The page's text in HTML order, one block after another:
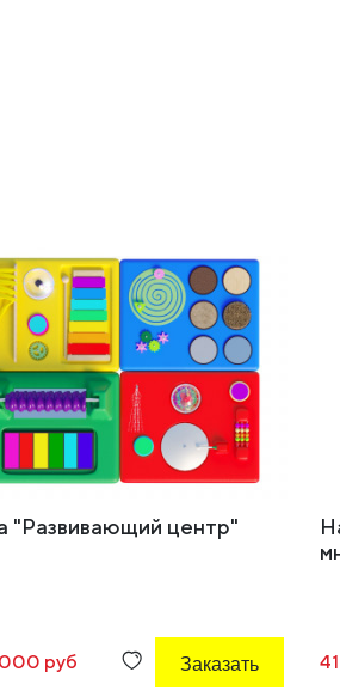
"Развивающий центр"
руб Заказать